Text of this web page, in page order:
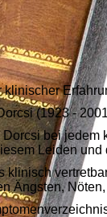
klinischer
(1923 -
bei jedem
Leiden und
klinisch
Ängsten,